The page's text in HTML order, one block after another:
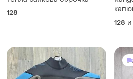
128
128